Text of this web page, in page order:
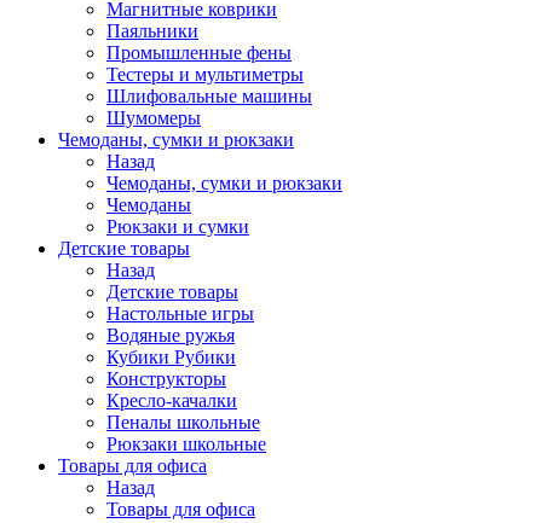
Магнитные коврики
Паяльники
Промышленные фены
Тестеры и мультиметры
Шлифовальные машины
Шумомеры
Чемоданы, сумки и рюкзаки
Назад
Чемоданы, сумки и рюкзаки
Чемоданы
Рюкзаки и сумки
Детские товары
Назад
Детские товары
Настольные игры
Водяные ружья
Кубики Рубики
Конструкторы
Кресло-качалки
Пеналы школьные
Рюкзаки школьные
Товары для офиса
Назад
Товары для офиса